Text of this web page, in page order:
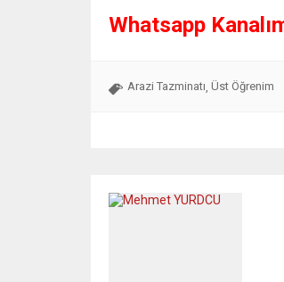
Whatsapp
Arazi Tazminatı, Üst Öğrenim